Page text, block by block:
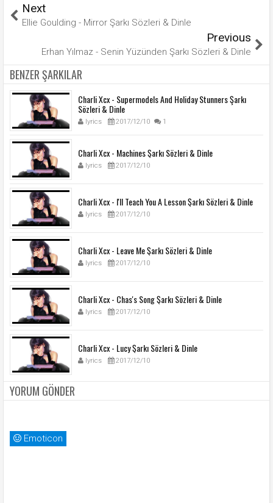
Next
Ellie Goulding - Mirror Şarkı Sözleri & Dinle
Previous
Erhan Yılmaz - Senin Yüzünden Şarkı Sözleri & Dinle
BENZER ŞARKILAR
Charli Xcx - Supermodels And Holiday Stunners Şarkı
Sözleri & Dinle
lyrics 2017/12/10 1
Charli Xcx - Machines Şarkı Sözleri & Dinle
lyrics 2017/12/10
Charli Xcx - I'll Teach You A Lesson Şarkı Sözleri & Dinle
lyrics 2017/12/10
Charli Xcx - Leave Me Şarkı Sözleri & Dinle
lyrics 2017/12/10
Charli Xcx - Chas's Song Şarkı Sözleri & Dinle
lyrics 2017/12/10
Charli Xcx - Lucy Şarkı Sözleri & Dinle
lyrics 2017/12/10
YORUM GÖNDER
Emoticon